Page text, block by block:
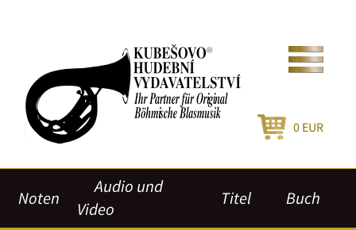
0 EUR
Noten
Audio und
Video
Titel Buch